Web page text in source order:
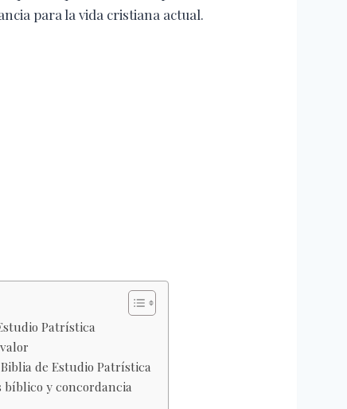
para la vida cristiana actual.
Patrística
de Estudio Patrística
y concordancia